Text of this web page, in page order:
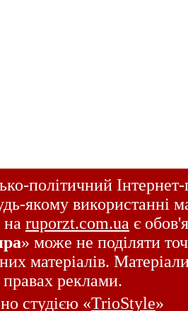
політичний
якому використанні
ruporzt.com.ua є
» може не поділяти
матеріалів.
реклами.
студією «TrioStyle»